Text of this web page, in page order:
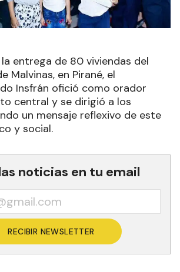
entrega de 80 viviendas del
Malvinas, en Pirané, el
Insfrán ofició como orador
central y se dirigió a los
un mensaje reflexivo de este
y social.
noticias en tu email
RECIBIR NEWSLETTER